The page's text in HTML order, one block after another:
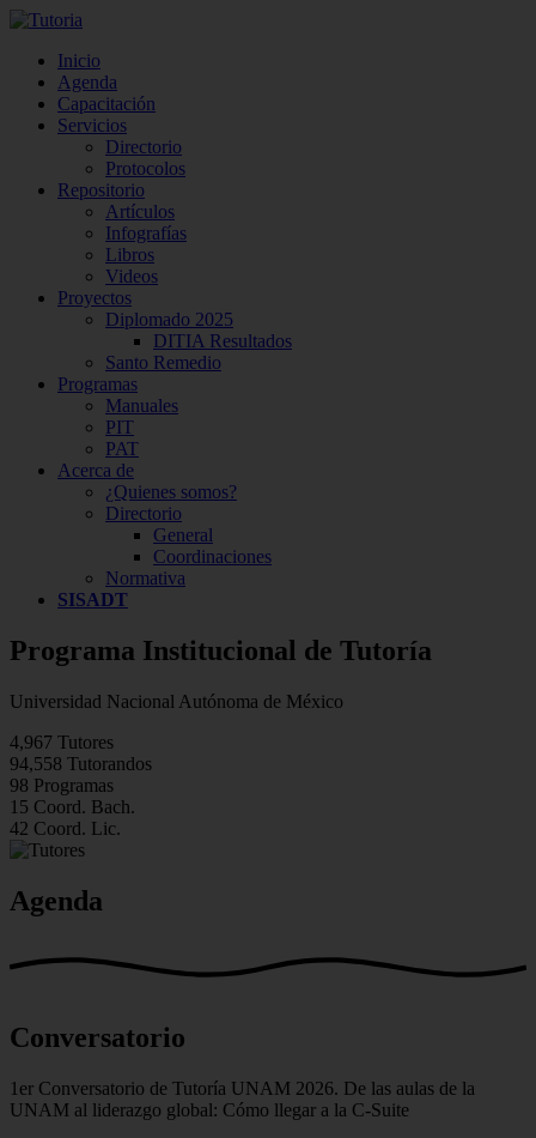
Inicio
Agenda
Capacitación
Servicios
Directorio
Protocolos
Repositorio
Artículos
Infografías
Libros
Videos
Proyectos
Diplomado 2025
DITIA Resultados
Santo Remedio
Programas
Manuales
PIT
PAT
Acerca de
¿Quienes somos?
Directorio
General
Coordinaciones
Normativa
SISADT
Programa Institucional de Tutoría
Universidad Nacional Autónoma de México
4,967 Tutores
94,558 Tutorandos
98 Programas
15 Coord. Bach.
42 Coord. Lic.
Agenda
Conversatorio
1er Conversatorio de Tutoría UNAM 2026. De las aulas de la
UNAM al liderazgo global: Cómo llegar a la C-Suite